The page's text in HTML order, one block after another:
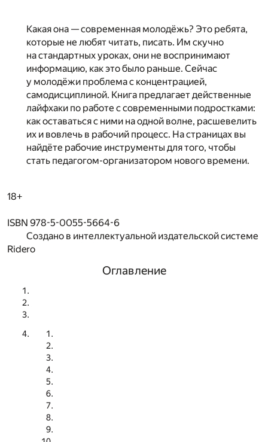
Какая она — современная молодёжь? Это ребята,
которые не любят читать, писать. Им скучно
на стандартных уроках, они не воспринимают
информацию, как это было раньше. Сейчас
у молодёжи проблема с концентрацией,
самодисциплиной. Книга предлагает действенные
лайфхаки по работе с современными подростками:
как оставаться с ними на одной волне, расшевелить
их и вовлечь в рабочий процесс. На страницах вы
найдёте рабочие инструменты для того, чтобы
стать педагогом-организатором нового времени.
18+
ISBN 978-5-0055-5664-6
Создано в интеллектуальной издательской системе
Ridero
Оглавление